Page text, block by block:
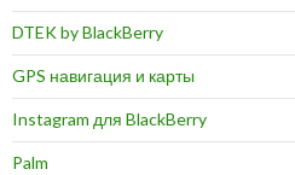
DTEK by BlackBerry
GPS навигация и карты
Instagram для BlackBerry
Palm